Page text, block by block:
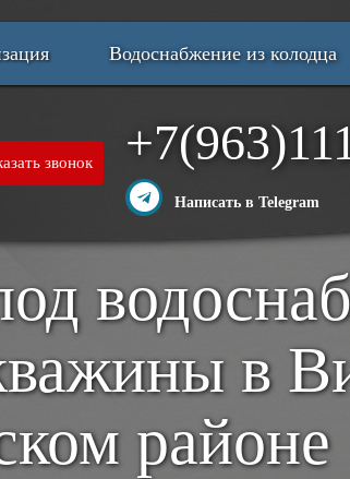
Водоснабжение из колодца
звонок
Написать в Telegram
в
районе